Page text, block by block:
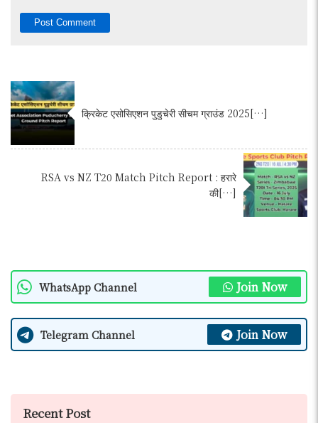
क्रिकेट एसोसिएशन पुडुचेरी सीचम ग्राउंड 2025[…]
RSA vs NZ T20 Match Pitch Report : हरारे
की[…]
WhatsApp Channel Join Now
Telegram Channel Join Now
Recent Post